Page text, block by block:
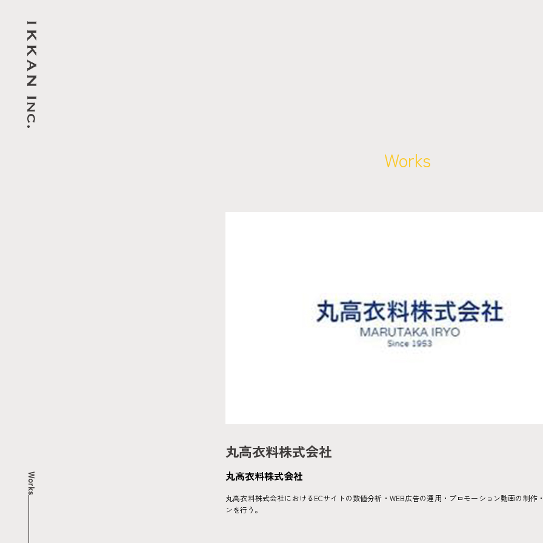
Works
丸高衣料株式会社
丸高衣料株式会社
丸高衣料株式会社におけるECサイトの数値分析・WEB広告の運用・プロモーション動画の制作
ンを行う。
Works